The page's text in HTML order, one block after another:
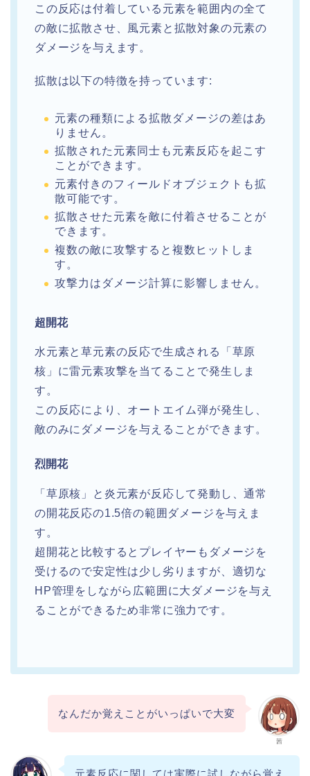
この反応は付着している元素を範囲内の全て
の敵に拡散させ、風元素と拡散対象の元素の
ダメージを与えます。
拡散は以下の特徴を持っています:
元素の種類による拡散ダメージの差はあ
りません。
拡散された元素同士も元素反応を起こす
ことができます。
元素付きのフィールドオブジェクトも拡
散可能です。
拡散させた元素を敵に付着させることが
できます。
複数の敵に攻撃すると複数ヒットしま
す。
攻撃力はダメージ計算に影響しません。
超開花
水元素と草元素の反応で生成される「草原
核」に雷元素攻撃を当てることで発生しま
す。
この反応により、オートエイム弾が発生し、
敵のみにダメージを与えることができます。
烈開花
「草原核」と炎元素が反応して発動し、通常
の開花反応の1.5倍の範囲ダメージを与えま
す。
超開花と比較するとプレイヤーもダメージを
受けるので安定性は少し劣りますが、適切な
HP管理をしながら広範囲に大ダメージを与え
ることができるため非常に強力です。
茜
なんだか覚えことがいっぱいで大変
元素反応に関しては実際に試しながら覚え